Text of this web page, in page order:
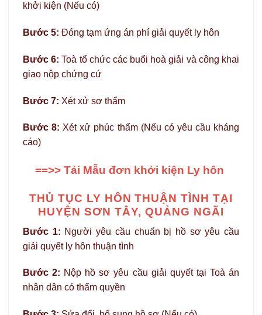
khởi kiện (Nếu có)
Bước 5: Đóng tạm ứng án phí giải quyết ly hôn
Bước 6: Toà tổ chức các buổi hoà giải và công khai
giao nộp chứng cứ
Bước 7: Xét xử sơ thẩm
Bước 8: Xét xử phúc thẩm (Nếu có yêu cầu kháng
cáo)
==>> Tải Mẫu đơn khởi kiện Ly hôn
THỦ TỤC LY HÔN THUẬN TÌNH TẠI
HUYỆN SƠN TÂY, QUẢNG NGÃI
Bước 1: Người yêu cầu chuẩn bị hồ sơ yêu cầu
giải quyết ly hôn thuận tình
Bước 2: Nộp hồ sơ yêu cầu giải quyết tại Toà án
nhân dân có thẩm quyền